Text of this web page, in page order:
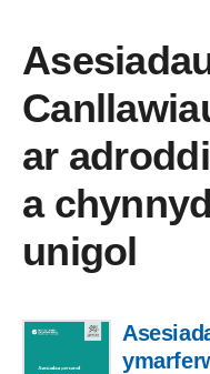
ar
a
unigol